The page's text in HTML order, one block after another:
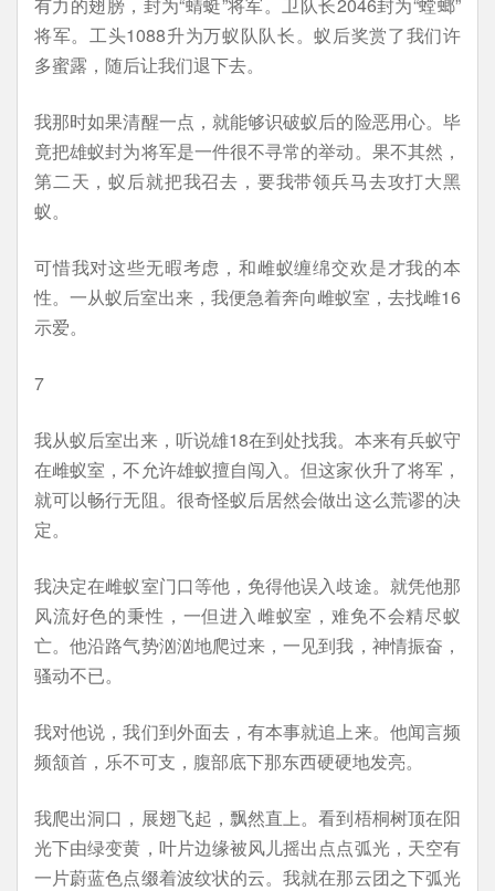
将军。工头1088升为万蚁队队长。蚁后奖赏了我们许
多蜜露，随后让我们退下去。
我那时如果清醒一点，就能够识破蚁后的险恶用心。毕
竟把雄蚁封为将军是一件很不寻常的举动。果不其然，
第二天，蚁后就把我召去，要我带领兵马去攻打大黑
蚁。
可惜我对这些无暇考虑，和雌蚁缠绵交欢是才我的本
性。一从蚁后室出来，我便急着奔向雌蚁室，去找雌16
示爱。
7
我从蚁后室出来，听说雄18在到处找我。本来有兵蚁守
在雌蚁室，不允许雄蚁擅自闯入。但这家伙升了将军，
就可以畅行无阻。很奇怪蚁后居然会做出这么荒谬的决
定。
我决定在雌蚁室门口等他，免得他误入歧途。就凭他那
风流好色的秉性，一但进入雌蚁室，难免不会精尽蚁
亡。他沿路气势汹汹地爬过来，一见到我，神情振奋，
骚动不已。
我对他说，我们到外面去，有本事就追上来。他闻言频
频颔首，乐不可支，腹部底下那东西硬硬地发亮。
我爬出洞口，展翅飞起，飘然直上。看到梧桐树顶在阳
光下由绿变黄，叶片边缘被风儿摇出点点弧光，天空有
一片蔚蓝色点缀着波纹状的云。我就在那云团之下弧光